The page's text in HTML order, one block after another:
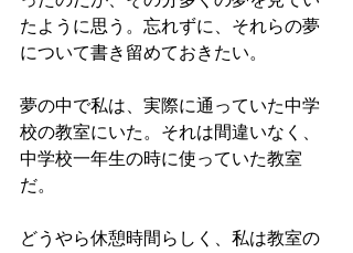
たように思う。忘れずに、それらの夢
について書き留めておきたい。
夢の中で私は、実際に通っていた中学
校の教室にいた。それは間違いなく、
中学校一年生の時に使っていた教室
だ。
どうやら休憩時間らしく、私は教室の